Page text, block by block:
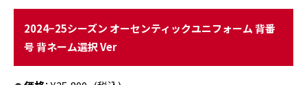
2024−25シーズン オーセンティックユニフォーム 背番
号 背ネーム選択 Ver